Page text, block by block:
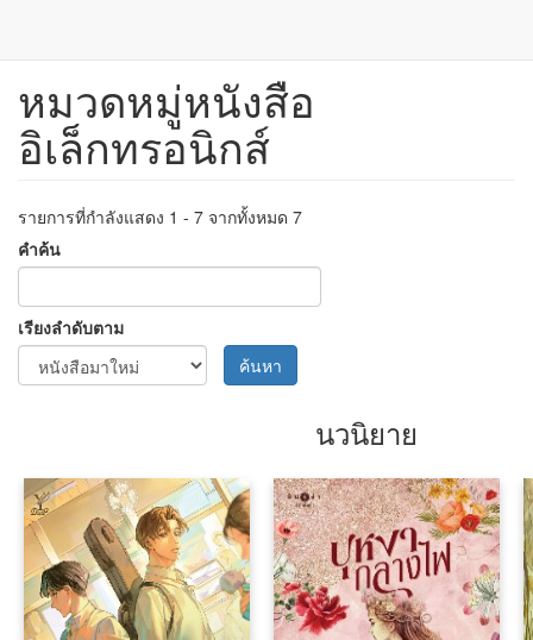
ข้าม
เนื้อหา
หมวดหมู่หนังสือ
อิเล็กทรอนิกส์
รายการที่กำลังแสดง 1 - 7 จากทั้งหมด 7
คำค้น
เรียงลำดับตาม
ค้นหา
นวนิยาย